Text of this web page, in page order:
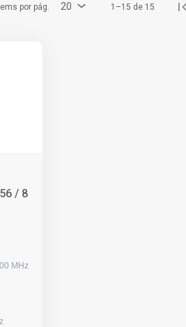
por pág. 20 1–15 de 15
/ 8
MHz